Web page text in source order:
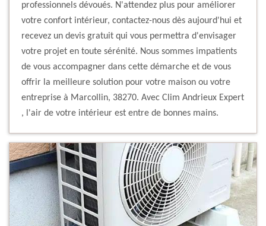
professionnels dévoués. N'attendez plus pour améliorer
votre confort intérieur, contactez-nous dès aujourd'hui et
recevez un devis gratuit qui vous permettra d'envisager
votre projet en toute sérénité. Nous sommes impatients
de vous accompagner dans cette démarche et de vous
offrir la meilleure solution pour votre maison ou votre
entreprise à Marcollin, 38270. Avec Clim Andrieux Expert
, l'air de votre intérieur est entre de bonnes mains.